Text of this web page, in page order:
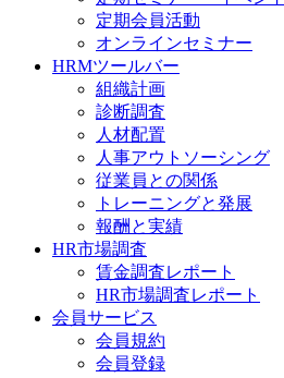
定期会員活動
オンラインセミナー
HRMツールバー
組織計画
診断調査
人材配置
人事アウトソーシング
従業員との関係
トレーニングと発展
報酬と実績
HR市場調査
賃金調査レポート
HR市場調査レポート
会員サービス
会員規約
会員登録